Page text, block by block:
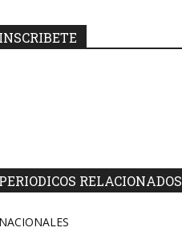
INSCRIBETE
PERIODICOS RELACIONADOS
NACIONALES